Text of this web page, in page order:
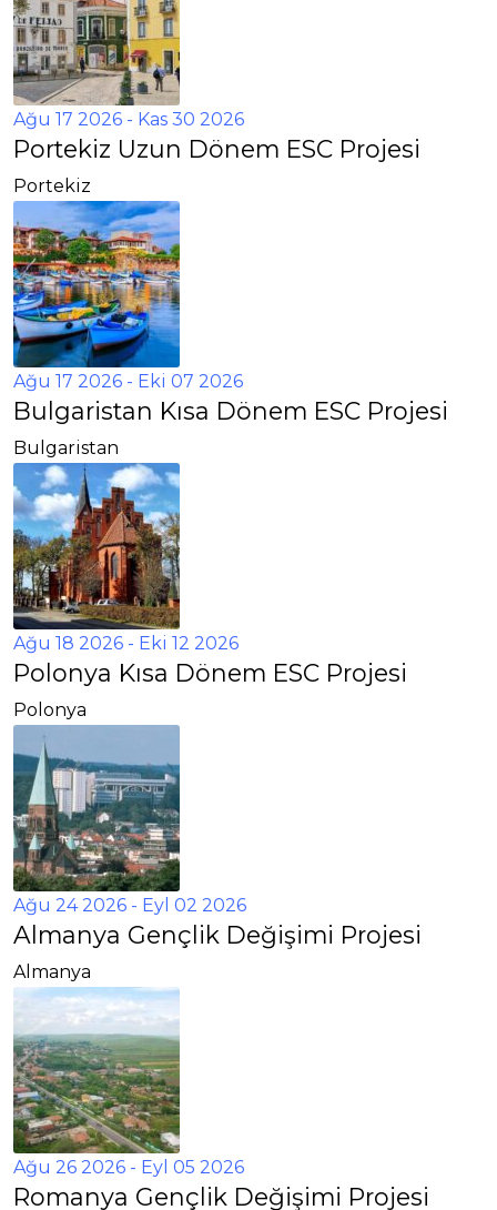
Ağu 17 2026 - Kas 30 2026
Portekiz Uzun Dönem ESC Projesi
Portekiz
Ağu 17 2026 - Eki 07 2026
Bulgaristan Kısa Dönem ESC Projesi
Bulgaristan
Ağu 18 2026 - Eki 12 2026
Polonya Kısa Dönem ESC Projesi
Polonya
Ağu 24 2026 - Eyl 02 2026
Almanya Gençlik Değişimi Projesi
Almanya
Ağu 26 2026 - Eyl 05 2026
Romanya Gençlik Değişimi Projesi